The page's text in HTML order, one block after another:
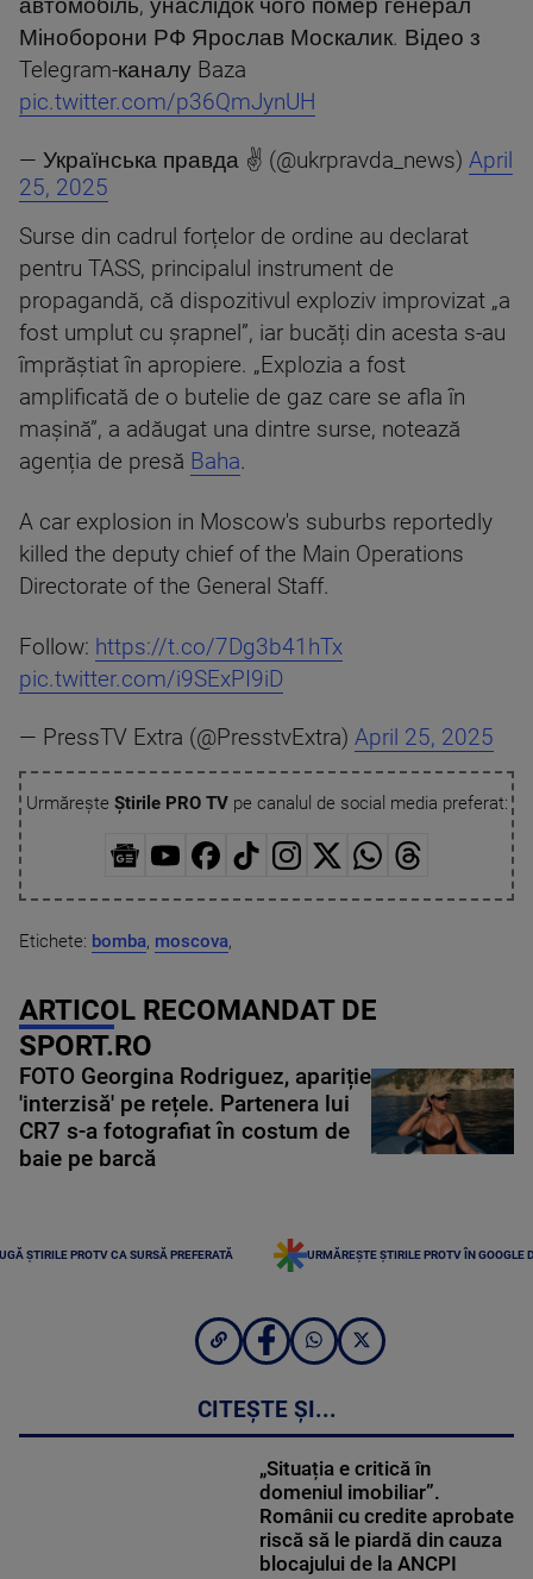
автомобіль, унаслідок чого помер генерал
Міноборони РФ Ярослав Москалик. Відео з
Telegram-каналу Baza
pic.twitter.com/p36QmJynUH
— Українська правда ✌️ (@ukrpravda_news) April
25, 2025
Surse din cadrul forțelor de ordine au declarat
pentru TASS, principalul instrument de
propagandă, că dispozitivul exploziv improvizat „a
fost umplut cu șrapnel”, iar bucăți din acesta s-au
împrăștiat în apropiere. „Explozia a fost
amplificată de o butelie de gaz care se afla în
mașină”, a adăugat una dintre surse, notează
agenția de presă Baha.
A car explosion in Moscow's suburbs reportedly
killed the deputy chief of the Main Operations
Directorate of the General Staff.
Follow: https://t.co/7Dg3b41hTx
pic.twitter.com/i9SExPI9iD
— PressTV Extra (@PresstvExtra) April 25, 2025
Urmărește Știrile PRO TVpe canalul de social media preferat:
Etichete: bomba, moscova,
ARTICOL RECOMANDAT DE
SPORT.RO
FOTO Georgina Rodriguez, apariție
'interzisă' pe rețele. Partenera lui
CR7 s-a fotografiat în costum de
baie pe barcă
ȘTIRILE PROTV CA SURSĂ PREFERATĂ URMĂREȘTE ȘTIRILE PROTV ÎN GOOGLE
CITEȘTE ȘI...
„Situația e critică în
domeniul imobiliar”.
Românii cu credite aprobate
riscă să le piardă din cauza
blocajului de la ANCPI